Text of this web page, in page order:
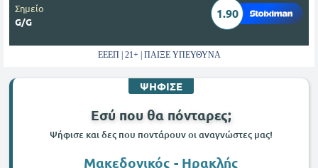
Σημείο
G/G
1.90
ΕΕΕΠ | 21+ | ΠΑΙΞΕ ΥΠΕΥΘΥΝΑ
ΨΗΦΙΣΕ
Εσύ που θα πόνταρες;
Ψήφισε και δες που ποντάρουν οι αναγνώστες μας!
Μακεδονικός - Ηρακλής